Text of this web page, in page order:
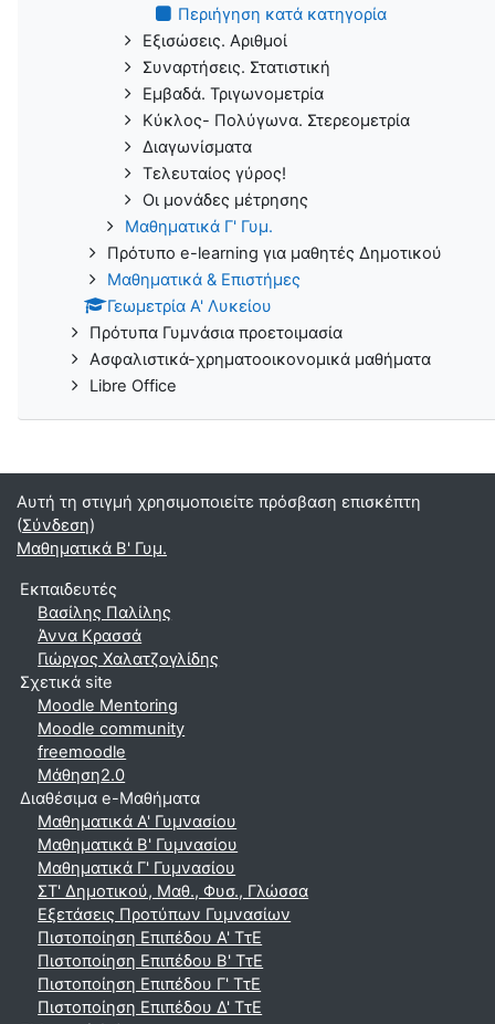
Περιήγηση κατά κατηγορία
Εξισώσεις. Αριθμοί
Συναρτήσεις. Στατιστική
Εμβαδά. Τριγωνομετρία
Κύκλος- Πολύγωνα. Στερεομετρία
Διαγωνίσματα
Τελευταίος γύρος!
Οι μονάδες μέτρησης
Μαθηματικά Γ' Γυμ.
Πρότυπο e-learning για μαθητές Δημοτικού
Μαθηματικά & Επιστήμες
Γεωμετρία Α' Λυκείου
Πρότυπα Γυμνάσια προετοιμασία
Ασφαλιστικά-χρηματοοικονομικά μαθήματα
Libre Office
Αυτή τη στιγμή χρησιμοποιείτε πρόσβαση επισκέπτη
(Σύνδεση)
Μαθηματικά Β' Γυμ.
Εκπαιδευτές
Βασίλης Παλίλης
Άννα Κρασσά
Γιώργος Χαλατζογλίδης
Σχετικά site
Moodle Mentoring
Moodle community
freemoodle
Μάθηση2.0
Διαθέσιμα e-Μαθήματα
Μαθηματικά A' Γυμνασίου
Μαθηματικά Β' Γυμνασίου
Μαθηματικά Γ' Γυμνασίου
ΣΤ' Δημοτικού, Μαθ., Φυσ., Γλώσσα
Εξετάσεις Προτύπων Γυμνασίων
Πιστοποίηση Επιπέδου Α' ΤτΕ
Πιστοποίηση Επιπέδου Β' ΤτΕ
Πιστοποίηση Επιπέδου Γ' ΤτΕ
Πιστοποίηση Επιπέδου Δ' ΤτΕ